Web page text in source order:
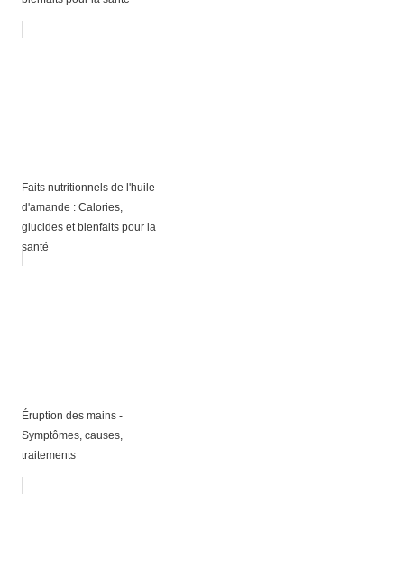
Faits nutritionnels de l'huile
d'amande : Calories,
glucides et bienfaits pour la
santé
Éruption des mains -
Symptômes, causes,
traitements